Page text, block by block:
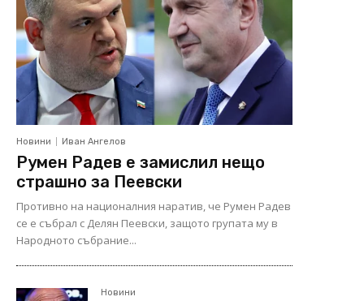
Новини Иван Ангелов
Румен Радев е замислил нещо
страшно за Пеевски
Противно на националния наратив, че Румен Радев
се е събрал с Делян Пеевски, защото групата му в
Народното събрание...
Новини